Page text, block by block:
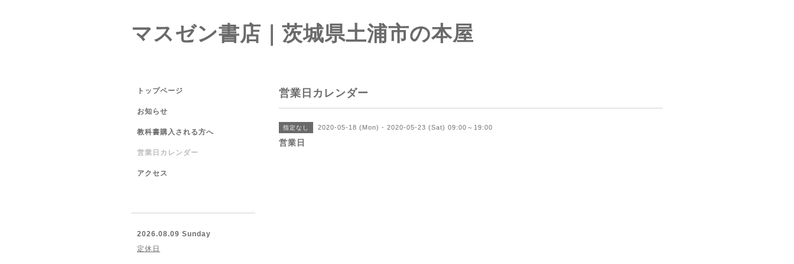
マスゼン書店｜茨城県土浦市の本屋
営業日カレンダー
指定なし 2020-05-18 (Mon) - 2020-05-23 (Sat) 09:00～19:00
営業日
トップページ
お知らせ
教科書購入される方へ
営業日カレンダー
アクセス
2026.08.09 Sunday
定休日